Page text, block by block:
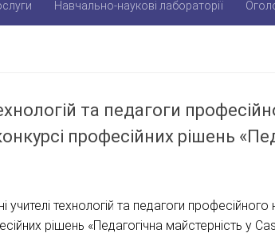
Навчально-наукові лабораторії
та педагоги
професійних рішень
технологій та педагоги
рішень «Педагогічна майстерність у